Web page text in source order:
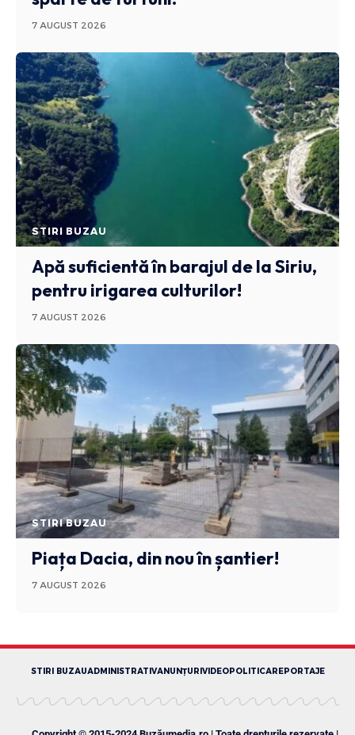
7 AUGUST 2026
STIRI BUZAU
Apă suficientă în barajul de la Siriu,
pentru irigarea culturilor!
7 AUGUST 2026
STIRI BUZAU
Piața Dacia, din nou în șantier!
7 AUGUST 2026
STIRI BUZAUADMINISTRATIVANUNȚURIVIDEOPOLITICAREPORTAJE